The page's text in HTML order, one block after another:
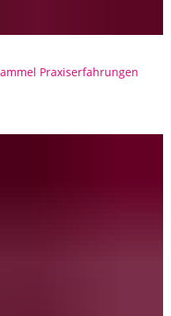
Praxiserfahrungen